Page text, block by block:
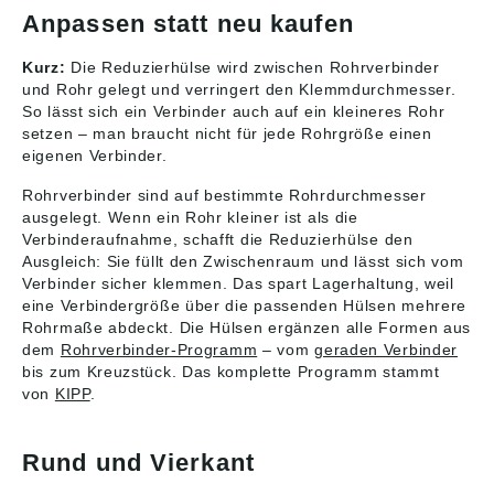
2023/998): Heinrich
Kipp Werk GmbH &
72172 Sulz am
Neckar, Deutschland,
E-Mail: info@kipp.com
Anpassen statt neu kaufen
Kurz: Die Reduzierhülse wird zwischen Rohrverbinder
und Rohr gelegt und verringert den Klemmdurchmesser.
So lässt sich ein Verbinder auch auf ein kleineres Rohr
setzen – man braucht nicht für jede Rohrgröße einen
eigenen Verbinder.
Rohrverbinder sind auf bestimmte Rohrdurchmesser
ausgelegt. Wenn ein Rohr kleiner ist als die
Verbinderaufnahme, schafft die Reduzierhülse den
Ausgleich: Sie füllt den Zwischenraum und lässt sich vom
Verbinder sicher klemmen. Das spart Lagerhaltung, weil
eine Verbindergröße über die passenden Hülsen mehrere
Rohrmaße abdeckt. Die Hülsen ergänzen alle Formen aus
dem Rohrverbinder-Programm – vomgeraden Verbinder
bis zum Kreuzstück. Das komplette Programm stammt
von KIPP.
Rund und Vierkant